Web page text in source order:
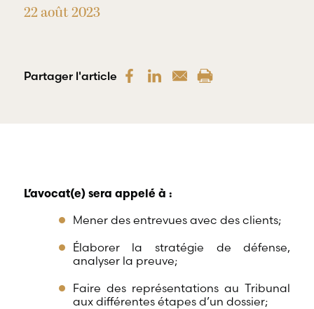
travail et
offre une
gamme
du travail et
de l’emploi.
RBD Avocats offre
d’emploi.
22 août 2023
Partager l'article
L’avocat(e) sera appelé à :
Mener des entrevues avec des clients;
Élaborer la stratégie de défense,
analyser la preuve;
Faire des représentations au Tribunal
aux différentes étapes d’un dossier;